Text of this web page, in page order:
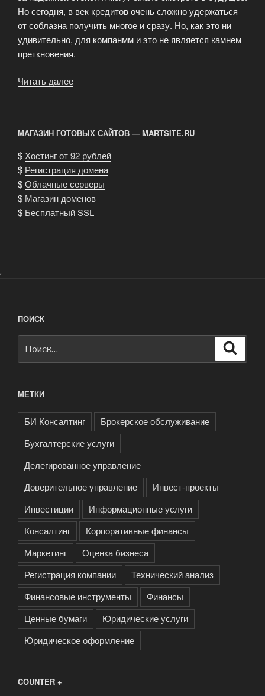
Но сегодня, в век кредитов очень сложно удержаться
от соблазна получить многое и сразу. Но, как это ни
удивительно, для компанмм и это не является камнем
преткновения.
Читать далее
МАГАЗИН ГОТОВЫХ САЙТОВ — MARTSITE.RU
$Хостинг от 92 рублей
$ Регистрация домена
$Облачные серверы
$ Магазин доменов
$ Бесплатный SSL
.
ПОИСК
МЕТКИ
БИ Консалтинг
Брокерское обслуживание
Бухгалтерские услуги
Делегированное управление
Доверительное управление
Инвест-проекты
Инвестиции
Информационные услуги
Консалтинг
Корпоративные финансы
Маркетинг
Оценка бизнеса
Регистрация компании
Технический анализ
Финансовые инструменты
Финансы
Ценные бумаги
Юридические услуги
Юридическое оформление
COUNTER +